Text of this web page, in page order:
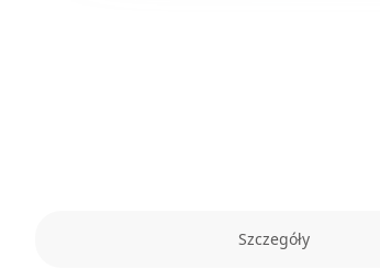
Szczegóły